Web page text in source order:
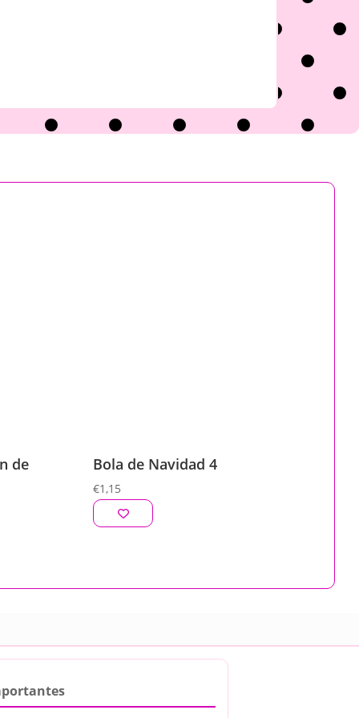
de Bola de Navidad 4
€1,15